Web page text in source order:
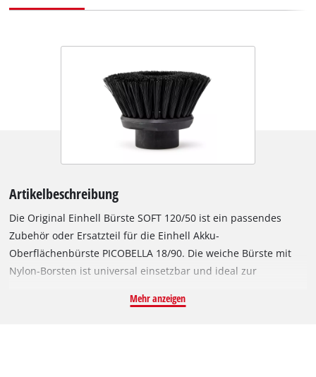
Artikelbeschreibung
Die Original Einhell Bürste SOFT 120/50 ist ein passendes
Zubehör oder Ersatzteil für die Einhell Akku-
Oberflächenbürste PICOBELLA 18/90. Die weiche Bürste mit
Nylon-Borsten ist universal einsetzbar und ideal zur
Zahlreiche Oberflächen in Küche, Badezimmer, Garten oder
Mehr anzeigen